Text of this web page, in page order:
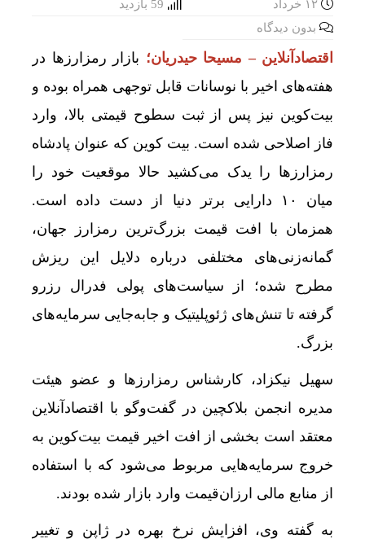
بدون دیدگاه
اقتصادآنلاین – مسیحا حیدریان؛ بازار رمزارزها در
هفته‌های اخیر با نوسانات قابل توجهی همراه بوده و
بیت‌کوین نیز پس از ثبت سطوح قیمتی بالا، وارد
فاز اصلاحی شده است. بیت کوین که عنوان پادشاه
رمزارزها را یدک می‌کشید حالا موقعیت خود را
میان ۱۰ دارایی برتر دنیا از دست داده است.
همزمان با افت قیمت بزرگ‌ترین رمزارز جهان،
گمانه‌زنی‌های مختلفی درباره دلایل این ریزش
مطرح شده؛ از سیاست‌های پولی فدرال رزرو
گرفته تا تنش‌های ژئوپلیتیک و جابه‌جایی سرمایه‌های
بزرگ.
سهیل نیکزاد، کارشناس رمزارزها و عضو هیئت
مدیره انجمن بلاکچین در گفت‌وگو با اقتصادآنلاین
معتقد است بخشی از افت اخیر قیمت بیت‌کوین به
خروج سرمایه‌هایی مربوط می‌شود که با استفاده
از منابع مالی ارزان‌قیمت وارد بازار شده بودند.
به گفته وی، افزایش نرخ بهره در ژاپن و تغییر